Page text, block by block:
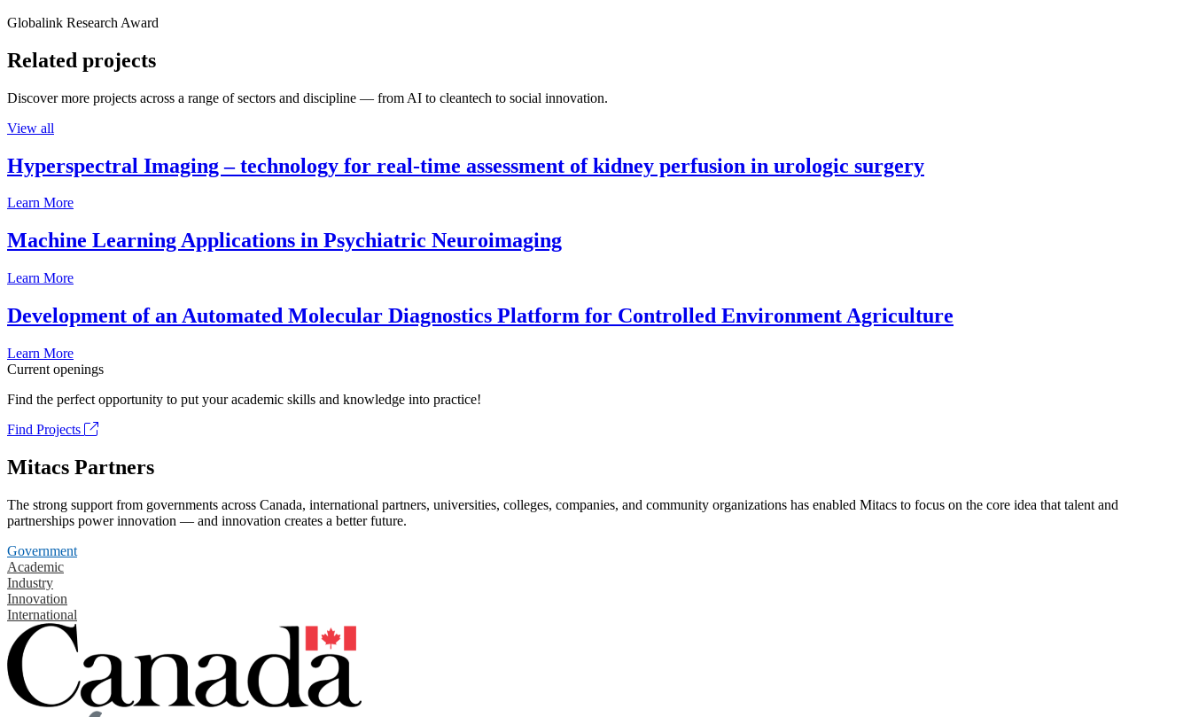
Globalink Research Award
Related projects
Discover more projects across a range of sectors and discipline — from AI to cleantech to social innovation.
View all
Hyperspectral Imaging – technology for real-time assessment of kidney perfusion in urologic surgery
Learn More
Machine Learning Applications in Psychiatric Neuroimaging
Learn More
Development of an Automated Molecular Diagnostics Platform for Controlled Environment Agriculture
Learn More
Current openings
Find the perfect opportunity to put your academic skills and knowledge into practice!
Find Projects
Mitacs Partners
The strong support from governments across Canada, international partners, universities, colleges, companies, and community organizations has enabled Mitacs to focus on the core idea that talent and
partnerships power innovation — and innovation creates a better future.
Government
Academic
Industry
Innovation
International